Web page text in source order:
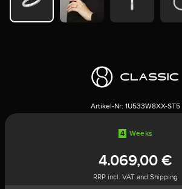
Artikel-Nr: 1U533W8XX-ST5
4 Weeks
4.069,00 €
RRP incl. VAT and Shipping